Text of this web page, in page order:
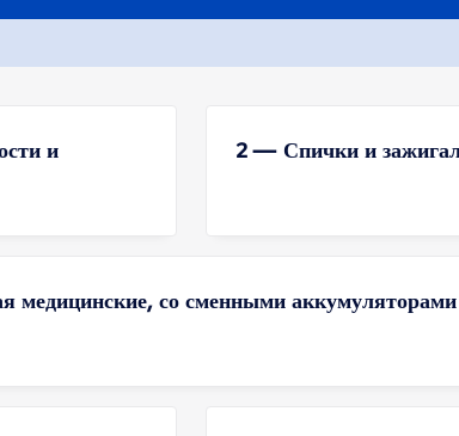
и
2 — Спички и
со сменными